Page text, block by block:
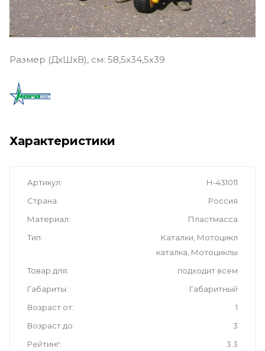
Размер (ДхШхВ), см: 58,5x34,5x39
Характеристики
Артикул
Н-431011
Страна
Россия
Материал
Пластмасса
Тип
Каталки, Мотоцикл
каталка, Мотоциклы
Товар для
подходит всем
Габариты
Габаритный
Возраст от
1
Возраст до
3
Рейтинг
3.3